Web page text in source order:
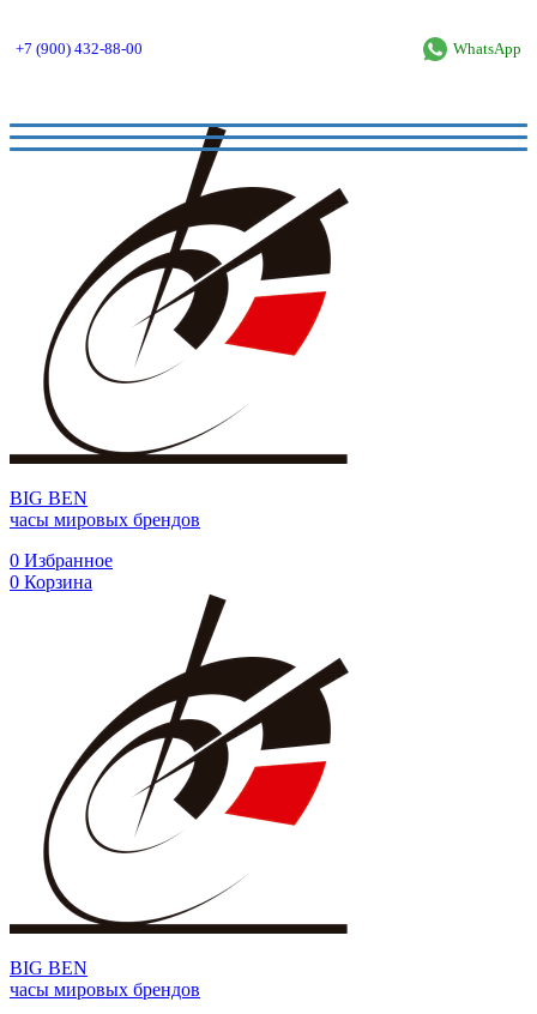
+7 (900) 432-88-00 WhatsApp
BIG BEN
часы мировых брендов
0 Избранное
0 Корзина
BIG BEN
часы мировых брендов